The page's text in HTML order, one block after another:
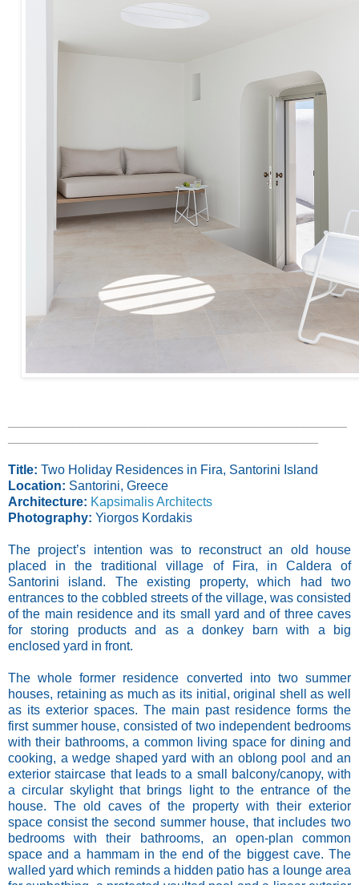
Title: Two Holiday Residences in Fira, Santorini Island
Location: Santorini, Greece
Architecture: Kapsimalis Architects
Photography: Yiorgos Kordakis
The project’s intention was to reconstruct an old house
placed in the traditional village of Fira, in Caldera of
Santorini island. The existing property, which had two
entrances to the cobbled streets of the village, was consisted
of the main residence and its small yard and of three caves
for storing products and as a donkey barn with a big
enclosed yard in front.
The whole former residence converted into two summer
houses, retaining as much as its initial, original shell as well
as its exterior spaces. The main past residence forms the
first summer house, consisted of two independent bedrooms
with their bathrooms, a common living space for dining and
cooking, a wedge shaped yard with an oblong pool and an
exterior staircase that leads to a small balcony/canopy, with
a circular skylight that brings light to the entrance of the
house. The old caves of the property with their exterior
space consist the second summer house, that includes two
bedrooms with their bathrooms, an open-plan common
space and a hammam in the end of the biggest cave. The
walled yard which reminds a hidden patio has a lounge area